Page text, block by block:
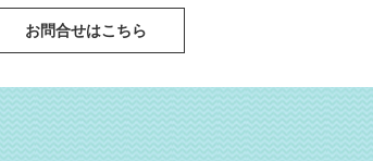
お問合せはこちら